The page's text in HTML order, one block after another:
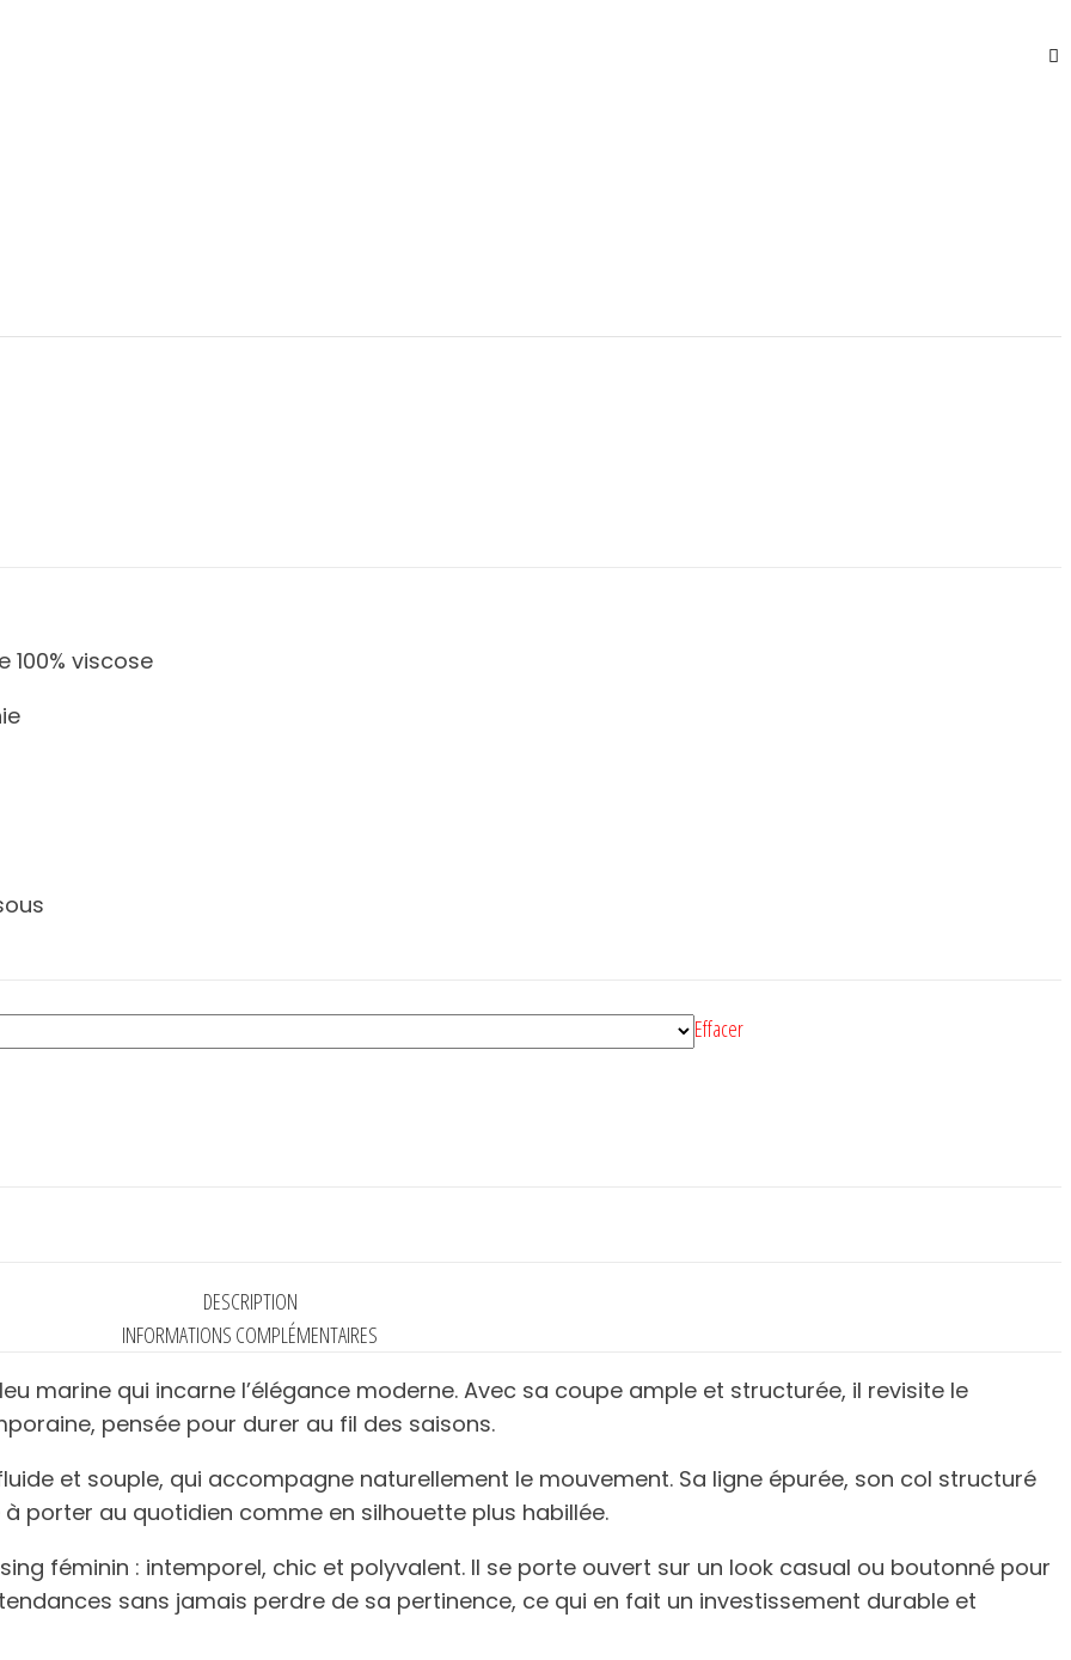
100% viscose
Effacer
DESCRIPTION
INFORMATIONS COMPLÉMENTAIRES
marine qui incarne l’élégance moderne. Avec sa coupe ample et structurée, il revisite le
pensée pour durer au fil des saisons.
et souple, qui accompagne naturellement le mouvement. Sa ligne épurée, son col structuré
porter au quotidien comme en silhouette plus habillée.
féminin : intemporel, chic et polyvalent. Il se porte ouvert sur un look casual ou boutonné pour
sans jamais perdre de sa pertinence, ce qui en fait un investissement durable et